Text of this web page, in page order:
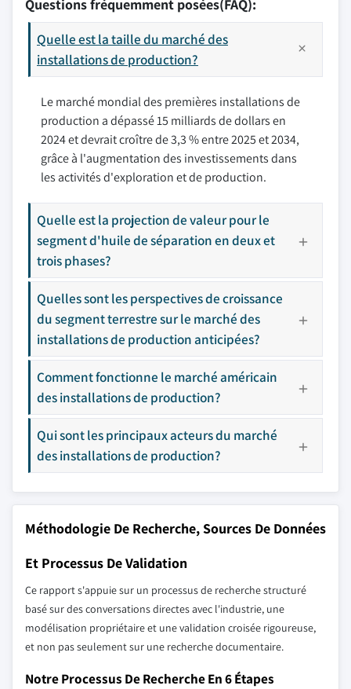
Questions fréquemment posées(FAQ):
Quelle est la taille du marché des
installations de production?
Le marché mondial des premières installations de
production a dépassé 15 milliards de dollars en
2024 et devrait croître de 3,3 % entre 2025 et 2034,
grâce à l'augmentation des investissements dans
les activités d'exploration et de production.
Quelle est la projection de valeur pour le
segment d'huile de séparation en deux et
trois phases?
Quelles sont les perspectives de croissance
du segment terrestre sur le marché des
installations de production anticipées?
Comment fonctionne le marché américain
des installations de production?
Qui sont les principaux acteurs du marché
des installations de production?
Méthodologie De Recherche, Sources De Données
Et Processus De Validation
Ce rapport s'appuie sur un processus de recherche structuré
basé sur des conversations directes avec l'industrie, une
modélisation propriétaire et une validation croisée rigoureuse,
et non pas seulement sur une recherche documentaire.
Notre Processus De Recherche En 6 Étapes